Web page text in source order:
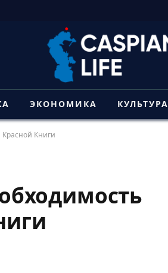
ЭКОНОМИКА КУЛЬТУРА
Красной Книги